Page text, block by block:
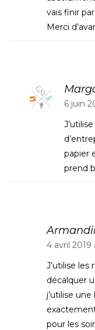
vais finir
Merci
6 juin
papier
prend
4 avril 2019
J’utilise les
décalquer
j’utilise
pour les